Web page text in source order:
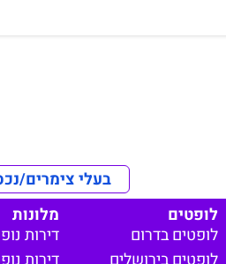
בעלי צימרים/
לופטים
לופטים בדרום
מלונות
דירות